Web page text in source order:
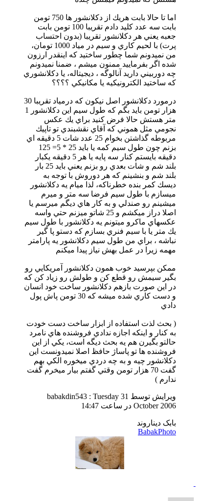
اما تا حالا بابت هريك از دكلانشور ها 750 تومن
بابت سه عدد كليد دادم تقريبا 100 تومن بابت
جعبه يعني هر دكلانشور تقريبا (بدون احتساب
پرت) با لحيم كاري و سيم در مياد 1000 تومان،
من نميدونم شما چطور ساختيد كه اينقدر ارزون
شده اگر بفرماييد ممنون ميشم ، ضمنا نميدونم
چه دوربيني داريد آنالوگه ، ديجيتاله، يا دكلانشوري
كه ساختيد الكترونيكيه يا مكانيكي ؟؟؟؟
درمورد دكلانشور اصل نيكون كه درمياد تقريبا 30
هزار تومن بايد بگم كه طول سيم اين دكلانشور 1
متر هستش حالا فرض كنيد براي يك عكس
نجومي مثل هموني كه آقاي نقشبندي تو تاپيك
مربوطه گذاشتن بخوام 25 عدد شات 5 دقيقه اي
بزنم چون طول سيم كمه يا بايد 25 * 5= 125
دقيقه بايستم كنار سه پايه يا هر 5 دقيقه يكبار
بلند شم و شات بعدي رو بزنم يعني بايد 25 بار
بلند شم و بنشينم كه هر دوروش با توجه به
ديسك كمر بنده خطرناكه، لذا ميام يه دكلانشور
ميسازم با طول سيم فرضا سه متر و ميرم
ميشينم رو صندلي و به كار هاي ديگم ميرسم يا
اصلا دراز ميكشم و 25 شاتو ميزنم حتي واسه
عكسهاي ماكرو ميتونم يه دكلانشور با طول سيم
يك متر يا با سيم فنري بسازم كه دستو پا گير
نباشه ، براي من طول سيم دكلانشور يه پارامتر
مهمه زيرا در عمل بهش نياز پيدا ميكنم
ممكن بپرسيد خوب همون دكلانشور آمريكايي رو
بگير سيمش رو قطع كن و طولش رو زياد كن كه
در اين صورت بازهم دكلانشور ساخت خود انسان
و دست كاري شده ميشه كه 30 تومن پاش پول
دادي
( بحث لذت استفاده از ابزار ساخت دست خودت
به كنار و اينكه اجازه ندادي فروشنده هاي نامرد
حالتو بگيرن هم يه بحث ديگه است، يكي از اين
فروشنده ها تو پاساژ حافظ اصلا نميدونست اين
دكلانشور چيه و به چه دردي ميخوره الكي بهم
گفت 70 هزار تومن وقتي گفتم بيار ميخرم گفت
ندارم )
ویرایش توسط babakdin543 : Tuesday 31
October 2006 در ساعت
14:47
بابک دیناروند
BabakPhoto